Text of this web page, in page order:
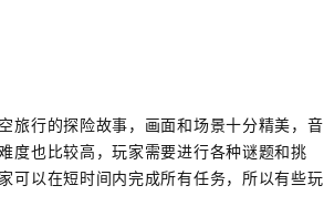
旅行的探险故事，画面和场景十分精美，音
度也比较高，玩家需要进行各种谜题和挑
可以在短时间内完成所有任务，所以有些玩